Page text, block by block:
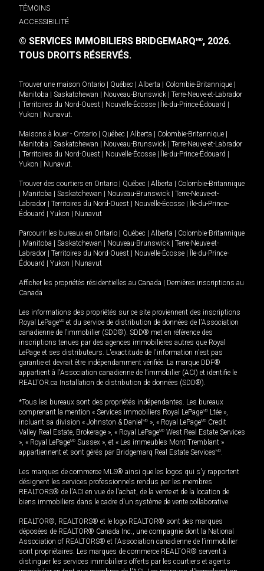
TÉMOINS
ACCESSIBILITÉ
© SERVICES IMMOBILIERS BRIDGEMARQMD, 2026.
TOUS DROITS RÉSERVÉS.
Trouver une maison Ontario Québec Alberta Colombie-Britannique
Manitoba
Saskatchewan Nouveau-Brunswick
Terre-Neuve-et-Labrador
Territoires du Nord-Ouest Nouvelle-Écosse Île-du-Prince-Édouard
Yukon
Nunavut.
Maisons à louer - Ontario Québec Alberta Colombie-Britannique
Manitoba
Saskatchewan Nouveau-Brunswick
Terre-Neuve-et-Labrador
Territoires du Nord-Ouest Nouvelle-Écosse Île-du-Prince-Édouard
Yukon
Nunavut.
Trouver des courtiers en Ontario Québec Alberta
Colombie-Britannique
Manitoba Saskatchewan Nouveau-Brunswick
Terre-Neuve-et-
Labrador
Territoires du Nord-Ouest Nouvelle-Écosse
Île-du-Prince-
Édouard
Yukon Nunavut
Parcourir les bureaux en Ontario Québec Alberta
Colombie-Britannique
Manitoba Saskatchewan Nouveau-Brunswick
Terre-Neuve-et-
Labrador
Territoires du Nord-Ouest Nouvelle-Écosse
Île-du-Prince-
Édouard
Yukon Nunavut
Afficher les propriétés résidentielles au Canada
Dernières inscriptions au
Canada
Les informations des propriétés sur ce site proviennent des inscriptions
Royal LePageMD et du service de distribution de données de l'Association
canadienne de l’immobilier (SDD®). SDD® met en référence des
inscriptions tenues par des agences immobilières autres que Royal
LePage et ses distributeurs. L'exactitude de l'information n'est pas
garantie et devrait être indépendamment vérifiée. La marque DDF®
appartient à l'Association canadienne de l’immobilier (ACI) et identifie le
REALTOR.ca Installation de distribution de données (SDD®).
*Tous les bureaux sont des propriétés indépendantes. Les bureaux
comprenant la mention « Services immobiliers Royal LePageMD Ltée »,
incluant sa division « Johnston & Daniel MD », « Royal LePageMD Credit
Valley Real Estate, Brokerage », « Royal LePageMD West Real Estate Services
», « Royal LePageMD Sussex », et « Les immeubles Mont-Tremblant »
appartiennent et sont gérés par Bridgemarq Real Estate ServicesMD.
Les marques de commerce MLS® ainsi que les logos qui s'y rapportent
désignent les services professionnels rendus par les membres
REALTORS® de l'ACI en vue de l'achat, de la vente et de la location de
biens immobiliers dans le cadre d'un système de vente collaborative.
REALTOR®, REALTORS® et le logo REALTOR® sont des marques
déposées de REALTOR® Canada Inc., une compagnie dont la National
Association of REALTORS® et l'Association canadienne de l’immobilier
sont propriétaires. Les marques de commerce REALTOR® servent à
distinguer les services immobiliers offerts par les courtiers et agents